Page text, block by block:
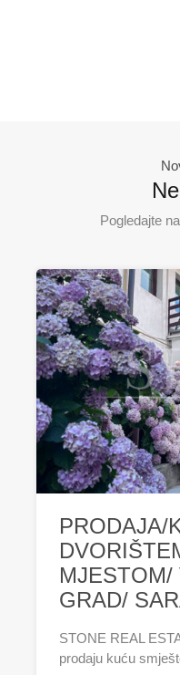
Pogledajte
PRODAJA/
MJESTOM/
GRAD/
STONE REAL
prodaju kuću